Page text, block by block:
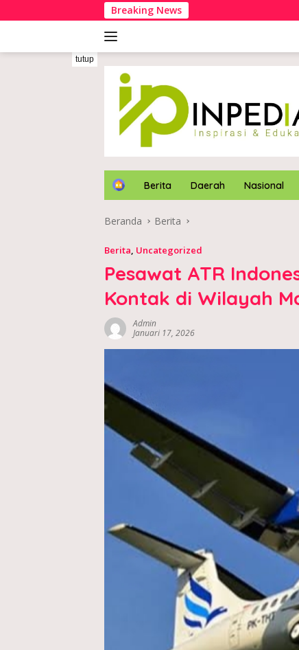
ke
Breaking News
tutup
H
e
Berita Daerah Nasional
Beranda Berita
Berita, Uncategorized
Pesawat ATR
Kontak di Wilayah
Admin
Januari 17, 2026